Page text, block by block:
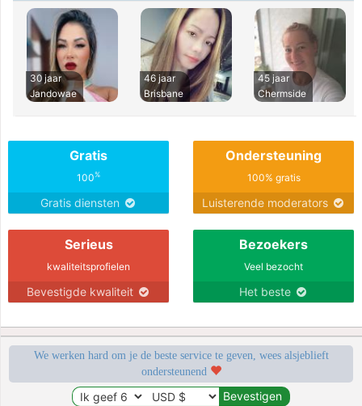
30 jaar
Jandowae
46 jaar
Brisbane
45 jaar
Chermside
Gratis
100%
Gratis diensten
Ondersteuning
100% gratis
Luisterende moderators
Serieus
kwaliteitsprofielen
Bevestigde kwaliteit
Bezoekers
Veel bezocht
Het beste
We werken hard om je de beste service te geven, wees alsjeblieft
ondersteunend